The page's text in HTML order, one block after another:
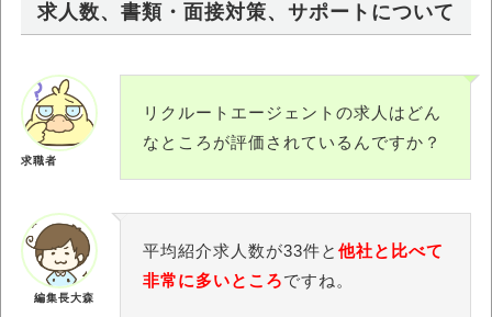
求人数、書類・面接対策、サポートについて
リクルートエージェントの求人はどん
なところが評価されているんですか？
求職者
編集長大森
平均紹介求人数が33件と 他社と比べて
非常に多いところですね。